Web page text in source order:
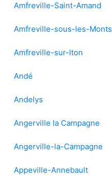
Amfreville-Saint-Amand
Amfreville-sous-les-Monts
Amfreville-sur-Iton
Andé
Andelys
Angerville la Campagne
Angerville-la-Campagne
Appeville-Annebault